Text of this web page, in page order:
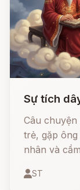
Sự tích
Câu
trẻ, gặp
nhân và
duyên làm
ST